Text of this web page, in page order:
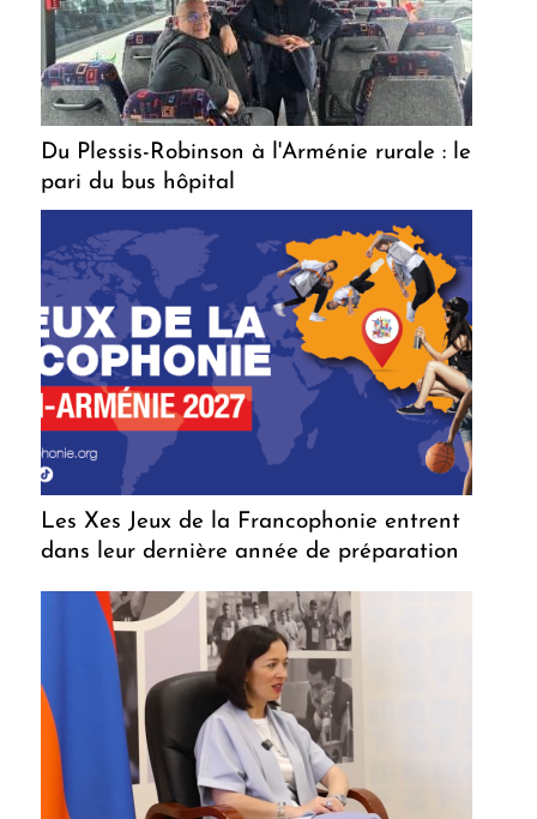
Du Plessis-Robinson à l'Arménie rurale : le
pari du bus hôpital
Les Xes Jeux de la Francophonie entrent
dans leur dernière année de préparation